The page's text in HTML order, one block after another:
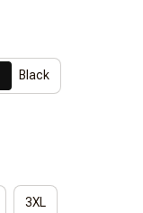
Black
3XL